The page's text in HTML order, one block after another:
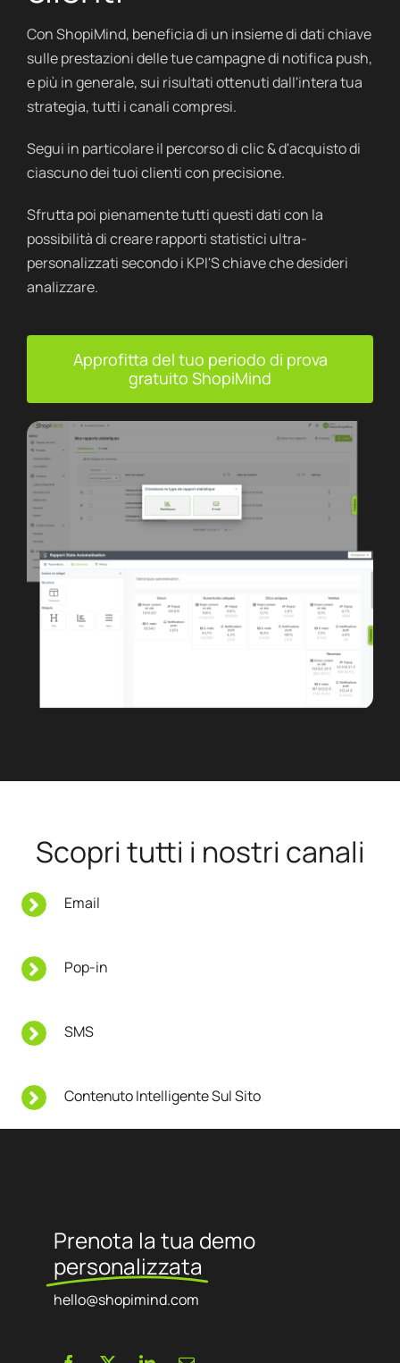
Con ShopiMind, beneficia di un insieme di dati chiave
sulle prestazioni delle tue campagne di notifica push,
e più in generale, sui risultati ottenuti dall'intera tua
strategia, tutti i canali compresi.
Segui in particolare il percorso di clic & d'acquisto di
ciascuno dei tuoi clienti con precisione.
Sfrutta poi pienamente tutti questi dati con la
possibilità di creare rapporti statistici ultra-
personalizzati secondo i KPI'S chiave che desideri
analizzare.
Approfitta del tuo periodo di prova
gratuito ShopiMind
Scopri tutti i nostri canali
Email
Pop-in
SMS
Contenuto Intelligente Sul Sito
Prenota la tua demo
personalizzata
hello@shopimind.com